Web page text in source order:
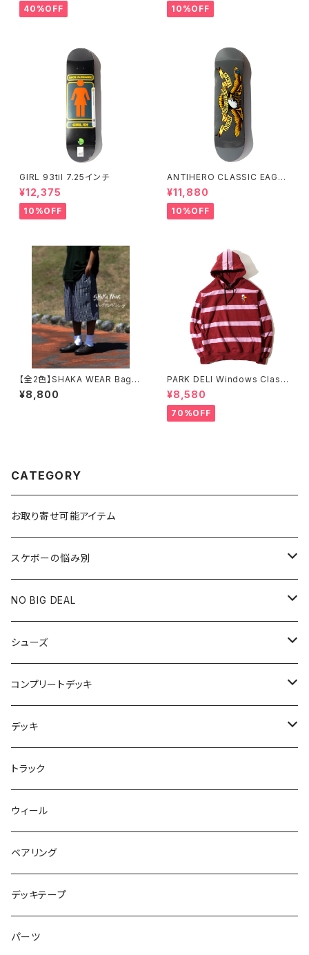
Size
40%OFF
プマン スティル ビリーブ
10%OFF
GIRL 93til 7.25インチ
¥12,375
10%OFF
ANTIHERO CLASSIC EAGLE
8.25インチ アンタイヒーロー
クラシック イーグル
¥11,880
10%OFF
【全2色】SHAKA WEAR Bagg
y Plaid Short シャカウェア バ
ギー プレイド チェック ショーツ
¥8,800
PARK DELI Windows Classi
c Rugby Hoodie
¥8,580
70%OFF
CATEGORY
お取り寄せ可能アイテム
スケボーの悩み別
膝や腰が痛い
NO BIG DEAL
NBD CUSTOMIZED
USED ITEM
Tシャツ
パンツ
キャップ
アウター
シャツ
トップス
シューズ
キッズシューズ
NIKE SB ORANGE LABEL/ISO
NIKE SB ISHOD2
NIKE SB PS8
NIKE SB DUNK
NM933
ゴツいシューズ最高！
コンプリートデッキ
HI5のパーツセット
エントリーモデルコンプリート
7.7インチ
8インチ
8.2インチ
デッキ
7インチ
7.2インチ
7.3インチ
7.5インチ
7.7インチ
トラック
ウィール
ベアリング
デッキテープ
パーツ